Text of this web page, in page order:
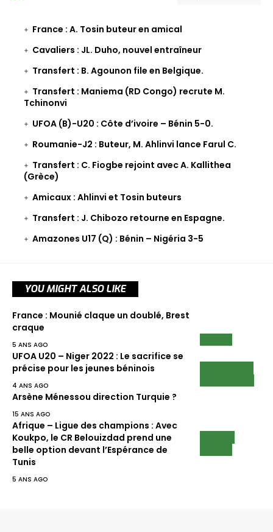
France : A. Tosin buteur en amical
Cavaliers : JL. Duho, nouvel entraîneur
Transfert : B. Agounon file en Belgique.
Transfert : Maniema (RD Congo) recrute M.
Tchinonvi
UFOA (B)-U20 : Côte d’ivoire – Bénin 5-0.
Roumanie-J2 : Buteur, M. Ahlinvi lance Farul C.
Transfert : C. Fiogbe rejoint avec A. Kallithea
(Grèce)
Amicaux : Ahlinvi et Tosin buteurs
Transfert : J. Chibozo retourne en Espagne.
Amazones U17 (Q) : Bénin – Nigéria 3-5
YOU MIGHT ALSO LIKE
France : Mounié claque un doublé, Brest
craque
5 ANS AGO
UFOA U20 – Niger 2022 : Le sacrifice se
précise pour les jeunes béninois
4 ANS AGO
Arsène Ménessou direction Turquie ?
15 ANS AGO
Afrique – Ligue des champions : Avec
Koukpo, le CR Belouizdad prend une
belle option devant l’Espérance de
Tunis
5 ANS AGO